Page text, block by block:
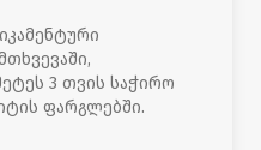
3 თვის საჭირო
ფარგლებში.